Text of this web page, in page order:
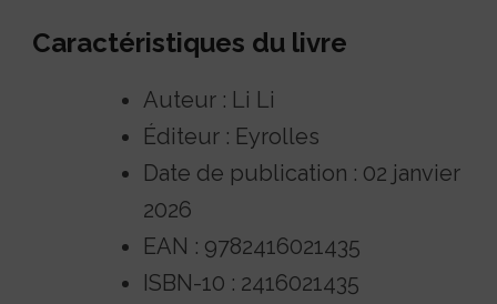
Caractéristiques du livre
Auteur : Li Li
Éditeur : Eyrolles
Date de publication : 02 janvier
2026
EAN : 9782416021435
ISBN-10 : 2416021435